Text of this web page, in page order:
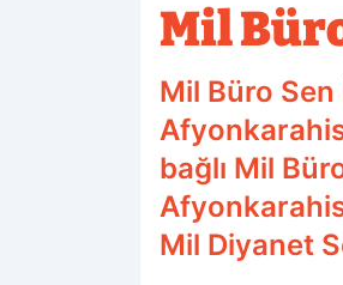
Mil
Mil Büro Sen
bağlı Mil
Mil Diyanet